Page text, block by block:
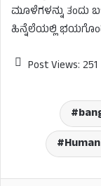
ಮೂಳೆಗಳನ್ನು ತಂದು
ಹಿನ್ನೆಲೆಯಲ್ಲಿ
Post Views: 251